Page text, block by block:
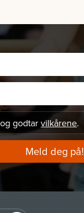
godtarvilkårene.
Meld deg på!